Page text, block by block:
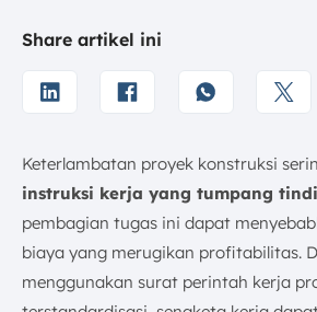
6. Biaya dan Anggaran
7. Ketentuan dan Syarat
16 Contoh Surat Perintah Kerja
2. Contoh SPK Proyek Properti
3. Contoh SPK Pengadaan
4. Contoh Surat Perintah Kerja
5. SPK Subkontrak
6. Contoh SPK Pekerjaan Sipil
Share artikel ini
Keterlambatan proyek konstruksi
instruksi kerja yang tumpang
pembagian tugas ini dapat
biaya yang merugikan profitabilitas.
menggunakan surat perintah kerja